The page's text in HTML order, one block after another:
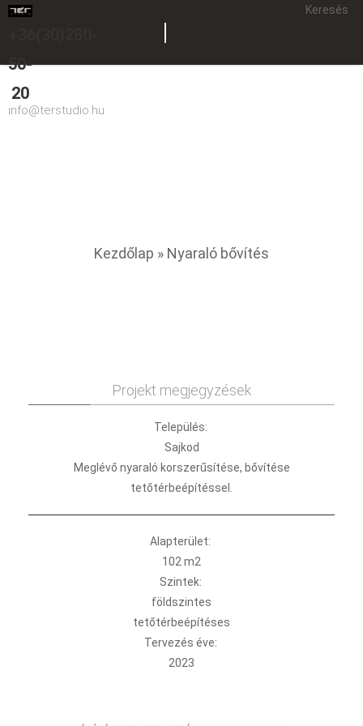
50-
20
info@terstudio.hu
Keresés
Kezdőlap » Nyaraló bővítés
Projekt megjegyzések
Település:
Sajkod
Meglévő nyaraló korszerűsítése, bővítése
tetőtérbeépítéssel.
Alapterület:
102 m2
Szintek:
földszintes
tetőtérbeépítéses
Tervezés éve:
2023